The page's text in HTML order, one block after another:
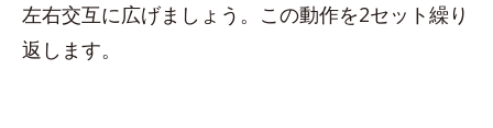
左右交互に広げましょう。この動作を2セット繰り
返します。